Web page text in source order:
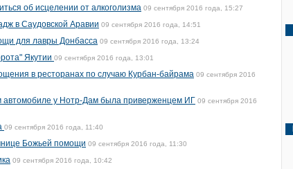
об исцелении от алкоголизма 09 сентября 2016 года, 15:27
в Саудовской Аравии 09 сентября 2016 года, 14:51
для лавры Донбасса 09 сентября 2016 года, 13:24
Якутии 09 сентября 2016 года, 13:01
в ресторанах по случаю Курбан-байрама 09 сентября 2016
автомобиле у Нотр-Дам была приверженцем ИГ 09 сентября 2016
09 сентября 2016 года, 11:40
Божьей помощи 09 сентября 2016 года, 11:30
09 сентября 2016 года, 10:42